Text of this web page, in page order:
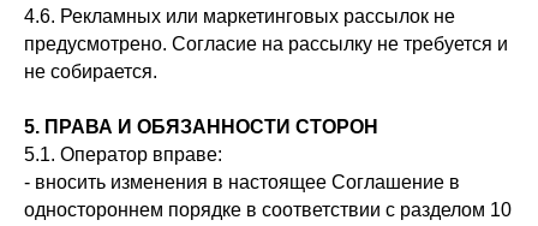
4.6. Рекламных или маркетинговых рассылок не
предусмотрено. Согласие на рассылку не требуется и
не собирается.
5. ПРАВА И ОБЯЗАННОСТИ СТОРОН
5.1. Оператор вправе:
- вносить изменения в настоящее Соглашение в
одностороннем порядке в соответствии с разделом 10